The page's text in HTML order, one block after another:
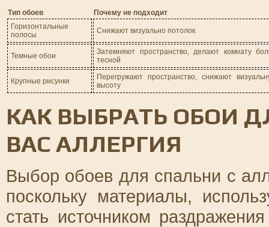
Тип обоев
Почему не подходит
Горизонтальные
полосы
Снижают визуально потолок
Темные обои
Затемняют пространство, делают комнату
тесной
Крупные рисунки
Перегружают пространство, снижают
высоту
КАК ВЫБРАТЬ ОБОИ
ВАС АЛЛЕРГИЯ
Выбор обоев для спальни с
поскольку материалы,
стать источником